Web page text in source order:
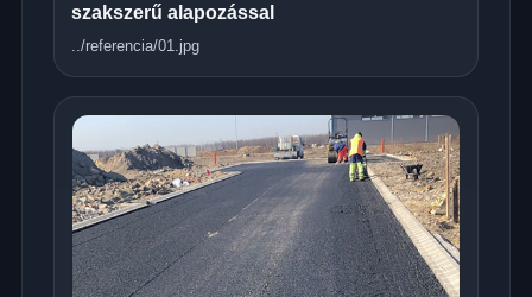
szakszerű alapozással
../referencia/01.jpg